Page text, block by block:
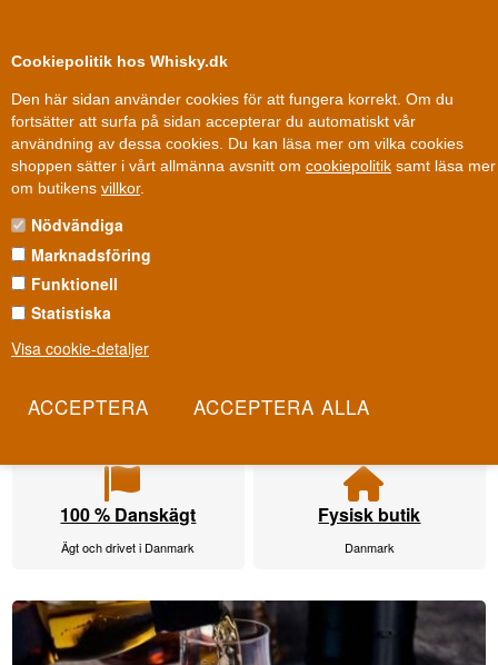
Cookiepolitik hos Whisky.dk
Den här sidan använder cookies för att fungera korrekt. Om du
fortsätter att surfa på sidan accepterar du automatiskt vår
användning av dessa cookies. Du kan läsa mer om vilka cookies
shoppen sätter i vårt allmänna avsnitt om cookiepolitik samt läsa mer
om butikens villkor.
Nödvändiga
Marknadsföring
Funktionell
Statistiska
Visa cookie-detaljer
100 % Danskägt
Ägt och drivet i Danmark
Fysisk butik
Danmark